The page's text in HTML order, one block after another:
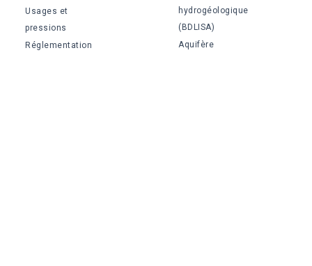
Usages et
pressions
Réglementation
hydrogéologique
(BDLISA)
Aquifère